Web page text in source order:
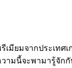
มียมจากประเ
จะพามารู้จักกั